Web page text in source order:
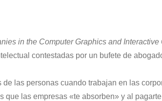
in the Computer Graphics and Interactive
contestadas por un bufete de
las personas cuando trabajan en las
las empresas «te absorben» y al